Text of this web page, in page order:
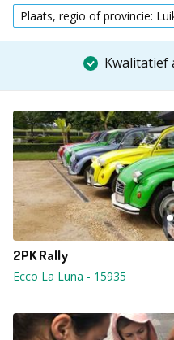
Plaats, regio of provincie:
Kwalitatief
2PK Rally
Ecco La Luna - 15935